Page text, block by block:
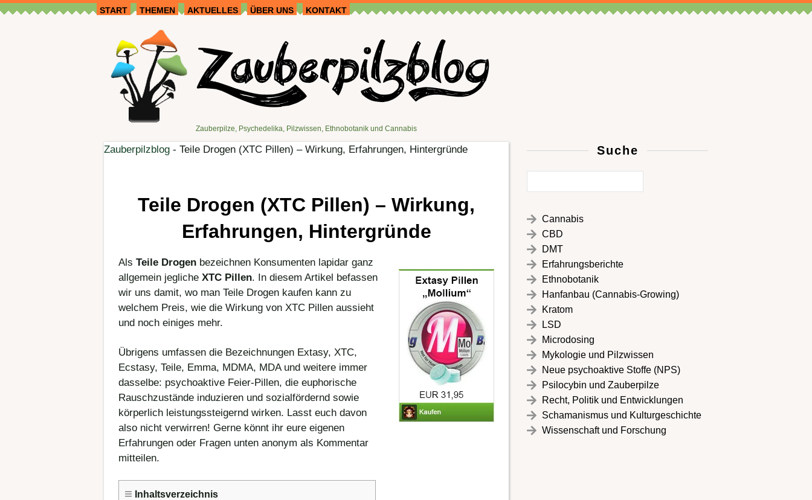
START THEMEN AKTUELLES ÜBER UNS KONTAKT
Zauberpilze, Psychedelika, Pilzwissen, Ethnobotanik und Cannabis
Zauberpilzblog - Teile Drogen (XTC Pillen) – Wirkung, Erfahrungen, Hintergründe
Teile Drogen (XTC Pillen) – Wirkung,
Erfahrungen, Hintergründe
Als Teile Drogen bezeichnen Konsumenten lapidar ganz
allgemein jegliche XTC Pillen. In diesem Artikel befassen
wir uns damit, wo man Teile Drogen kaufen kann zu
welchem Preis, wie die Wirkung von XTC Pillen aussieht
und noch einiges mehr.
Übrigens umfassen die Bezeichnungen Extasy, XTC,
Ecstasy, Teile, Emma, MDMA, MDA und weitere immer
dasselbe: psychoaktive Feier-Pillen, die euphorische
Rauschzustände induzieren und sozialfördernd sowie
körperlich leistungssteigernd wirken. Lasst euch davon
also nicht verwirren! Gerne könnt ihr eure eigenen
Erfahrungen oder Fragen unten anonym als Kommentar
mitteilen.
Inhaltsverzeichnis
Suche
Cannabis
CBD
DMT
Erfahrungsberichte
Ethnobotanik
Hanfanbau (Cannabis-Growing)
Kratom
LSD
Microdosing
Mykologie und Pilzwissen
Neue psychoaktive Stoffe (NPS)
Psilocybin und Zauberpilze
Recht, Politik und Entwicklungen
Schamanismus und Kulturgeschichte
Wissenschaft und Forschung